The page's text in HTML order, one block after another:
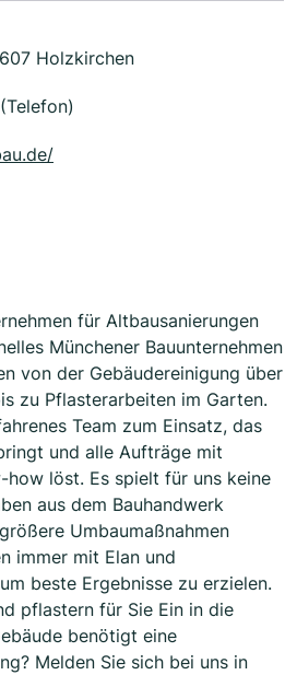
Holzkirchen
(Telefon)
für Altbausanierungen
Münchener Bauunternehmen
von der Gebäudereinigung über
zu Pflasterarbeiten im Garten.
Team zum Einsatz, das
und alle Aufträge mit
how löst. Es spielt für uns keine
aus dem Bauhandwerk
Umbaumaßnahmen
immer mit Elan und
beste Ergebnisse zu erzielen.
pflastern für Sie Ein in die
benötigt eine
Melden Sie sich bei uns in